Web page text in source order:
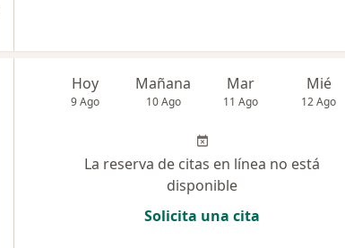
Hoy
9 Ago
Mañana
10 Ago
Mar
11 Ago
Mié
12 Ago
La reserva de citas en línea no está
disponible
Solicita una cita